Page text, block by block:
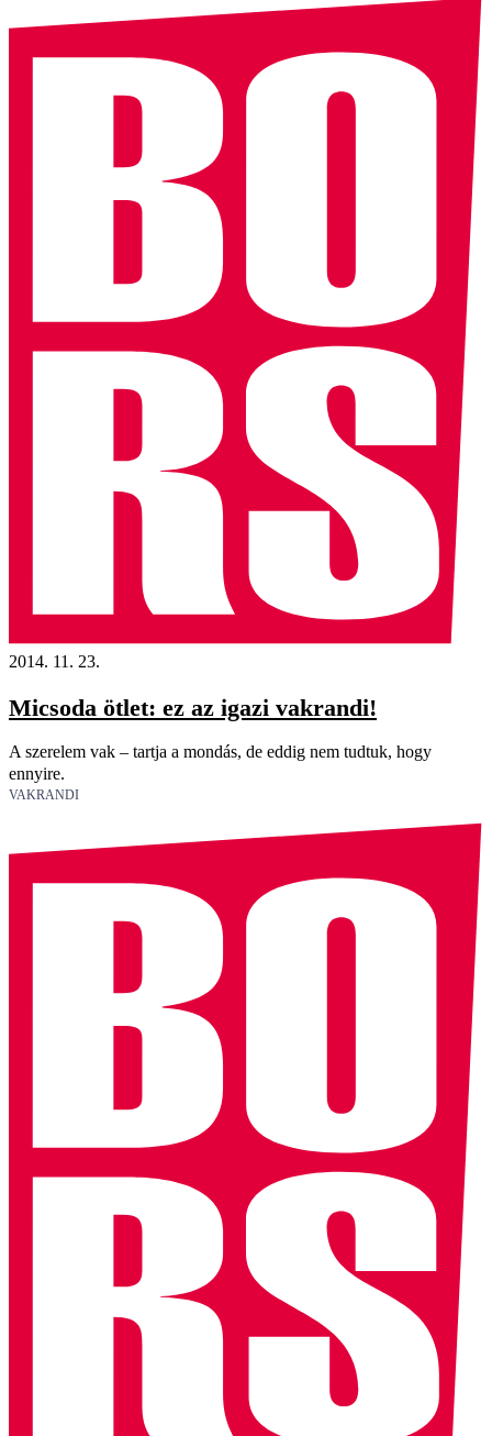
2014. 11. 23.
Micsoda ötlet: ez az igazi vakrandi!
A szerelem vak – tartja a mondás, de eddig nem tudtuk, hogy
ennyire.
VAKRANDI